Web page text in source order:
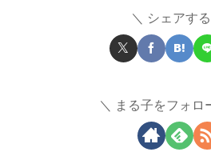
シェアする
まる子をフォロ